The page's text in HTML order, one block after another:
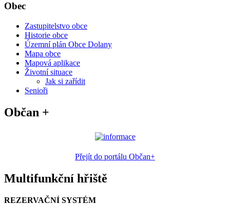
Obec
Zastupitelstvo obce
Historie obce
Územní plán Obce Dolany
Mapa obce
Mapová aplikace
Životní situace
Jak si zařídit
Senioři
Občan +
Přejít do portálu Občan+
Multifunkční hřiště
REZERVAČNÍ SYSTÉM